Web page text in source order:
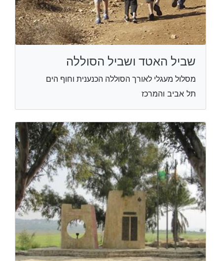
שביל האטד ושביל הסוללה
מסלול מעגלי לאורך הסוללה הכנענית וחוף הים
תל אביב והמרכז